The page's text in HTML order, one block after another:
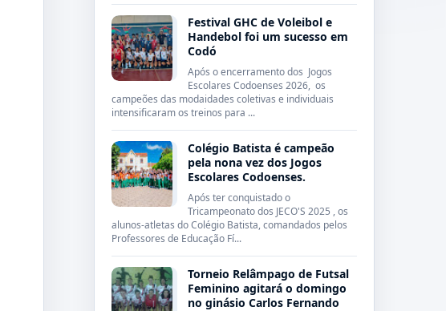
Festival GHC de Voleibol e
Handebol foi um sucesso em
Codó
Após o encerramento dos Jogos
Escolares Codoenses 2026, os
campeões das modaidades coletivas e individuais
intensificaram os treinos para ...
Colégio Batista é campeão
pela nona vez dos Jogos
Escolares Codoenses.
Após ter conquistado o
Tricampeonato dos JECO'S 2025 , os
alunos-atletas do Colégio Batista, comandados pelos
Professores de Educação Fí...
Torneio Relâmpago de Futsal
Feminino agitará o domingo
no ginásio Carlos Fernando